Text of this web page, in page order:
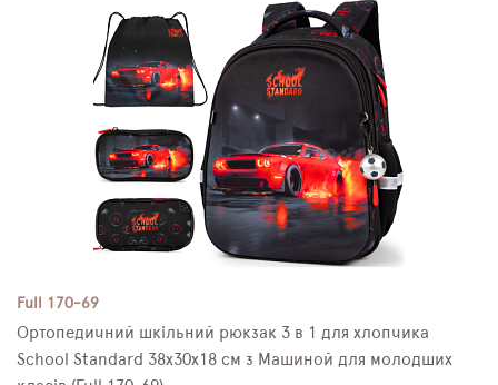
Full 170-69
Ортопедичний шкільний рюкзак 3 в 1 для хлопчика
School Standard 38х30х18 см з Машиной для молодших